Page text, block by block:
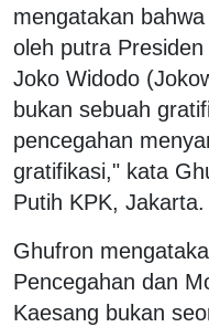
mengatakan
oleh putra
Joko Widodo
bukan sebuah
pencegahan
gratifikasi," kata
Putih KPK, Jakarta.
Ghufron
Pencegahan dan
Kaesang bukan